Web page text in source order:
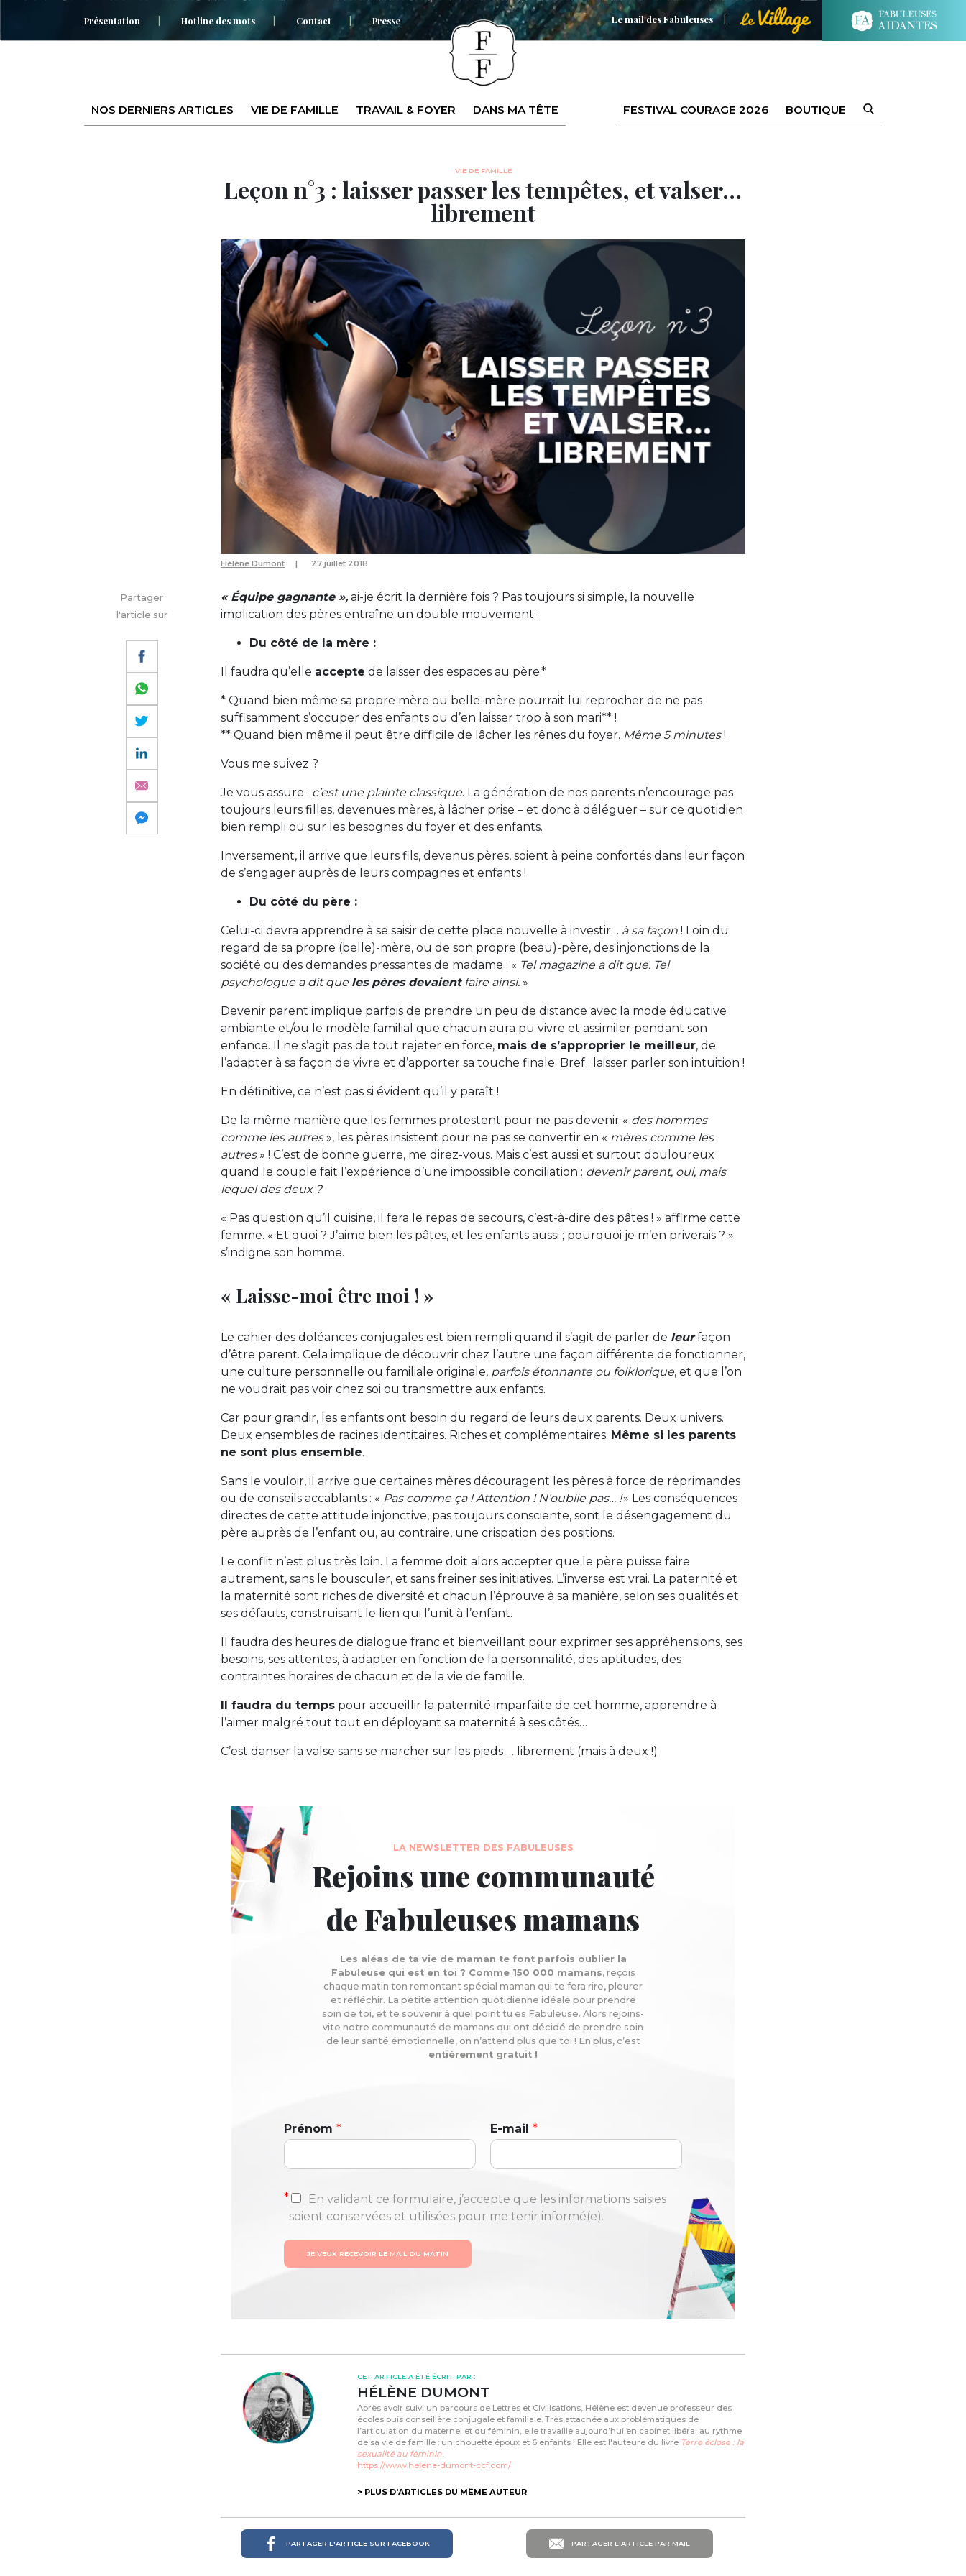
Présentation Hotline des mots Contact Presse Le mail des Fabuleuses
NOS DERNIERS ARTICLES VIE DE FAMILLE TRAVAIL & FOYER DANS MA TÊTE FESTIVAL COURAGE 2026 BOUTIQUE
VIE DE FAMILLE
Leçon n°3 : laisser passer les tempêtes, et valser…
librement
Hélène Dumont 27 juillet 2018
Partager
l'article sur
« Équipe gagnante », ai-je écrit la dernière fois ? Pas toujours si simple, la nouvelle
implication des pères entraîne un double mouvement :
Du côté de la mère :
Il faudra qu’elle accepte de laisser des espaces au père.*
* Quand bien même sa propre mère ou belle-mère pourrait lui reprocher de ne pas
suffisamment s’occuper des enfants ou d’en laisser trop à son mari** !
** Quand bien même il peut être difficile de lâcher les rênes du foyer. Même 5 minutes!
Vous me suivez ?
Je vous assure : c’est une plainte classique. La génération de nos parents n’encourage pas
toujours leurs filles, devenues mères, à lâcher prise – et donc à déléguer – sur ce quotidien
bien rempli ou sur les besognes du foyer et des enfants.
Inversement, il arrive que leurs fils, devenus pères, soient à peine confortés dans leur façon
de s’engager auprès de leurs compagnes et enfants !
Du côté du père :
Celui-ci devra apprendre à se saisir de cette place nouvelle à investir… à sa façon ! Loin du
regard de sa propre (belle)-mère, ou de son propre (beau)-père, des injonctions de la
société ou des demandes pressantes de madame : « Tel magazine a dit que. Tel
psychologue a dit que les pères devaientfaire ainsi. »
Devenir parent implique parfois de prendre un peu de distance avec la mode éducative
ambiante et/ou le modèle familial que chacun aura pu vivre et assimiler pendant son
enfance. Il ne s’agit pas de tout rejeter en force, mais de s’approprier le meilleur, de
l’adapter à sa façon de vivre et d’apporter sa touche finale. Bref : laisser parler son intuition !
En définitive, ce n’est pas si évident qu’il y paraît !
De la même manière que les femmes protestent pour ne pas devenir « des hommes
comme les autres», les pères insistent pour ne pas se convertir en « mères comme les
autres» ! C’est de bonne guerre, me direz-vous. Mais c’est aussi et surtout douloureux
quand le couple fait l’expérience d’une impossible conciliation : devenir parent, oui, mais
lequel des deux ?
« Pas question qu’il cuisine, il fera le repas de secours, c’est-à-dire des pâtes ! » affirme cette
femme. « Et quoi ? J’aime bien les pâtes, et les enfants aussi ; pourquoi je m’en priverais ? »
s’indigne son homme.
« Laisse-moi être moi ! »
Le cahier des doléances conjugales est bien rempli quand il s’agit de parler de leurfaçon
d’être parent. Cela implique de découvrir chez l’autre une façon différente de fonctionner,
une culture personnelle ou familiale originale, parfois étonnante ou folklorique, et que l’on
ne voudrait pas voir chez soi ou transmettre aux enfants.
Car pour grandir, les enfants ont besoin du regard de leurs deux parents. Deux univers.
Deux ensembles de racines identitaires. Riches et complémentaires. Même si les parents
ne sont plus ensemble.
Sans le vouloir, il arrive que certaines mères découragent les pères à force de réprimandes
ou de conseils accablants : « Pas comme ça ! Attention ! N’oublie pas… !» Les conséquences
directes de cette attitude injonctive, pas toujours consciente, sont le désengagement du
père auprès de l’enfant ou, au contraire, une crispation des positions.
Le conflit n’est plus très loin. La femme doit alors accepter que le père puisse faire
autrement, sans le bousculer, et sans freiner ses initiatives. L’inverse est vrai. La paternité et
la maternité sont riches de diversité et chacun l’éprouve à sa manière, selon ses qualités et
ses défauts, construisant le lien qui l’unit à l’enfant.
Il faudra des heures de dialogue franc et bienveillant pour exprimer ses appréhensions, ses
besoins, ses attentes, à adapter en fonction de la personnalité, des aptitudes, des
contraintes horaires de chacun et de la vie de famille.
Il faudra du temps pour accueillir la paternité imparfaite de cet homme, apprendre à
l’aimer malgré tout tout en déployant sa maternité à ses côtés…
C’est danser la valse sans se marcher sur les pieds … librement (mais à deux !)
LA NEWSLETTER DES FABULEUSES
Rejoins une communauté
de Fabuleuses mamans
Les aléas de ta vie de maman te font parfois oublier la
Fabuleuse qui est en toi ? Comme 150 000 mamans, reçois
chaque matin ton remontant spécial maman qui te fera rire, pleurer
et réfléchir. La petite attention quotidienne idéale pour prendre
soin de toi, et te souvenir à quel point tu es Fabuleuse. Alors rejoins-
vite notre communauté de mamans qui ont décidé de prendre soin
de leur santé émotionnelle, on n’attend plus que toi ! En plus, c’est
entièrement gratuit !
Prénom* E-mail *
*
En validant ce formulaire, j’accepte que les informations saisies
soient conservées et utilisées pour me tenir informé(e).
JE VEUX RECEVOIR LE MAIL DU MATIN
CET ARTICLE A ÉTÉ ÉCRIT PAR :
HÉLÈNE DUMONT
Après avoir suivi un parcours de Lettres et Civilisations, Hélène est devenue professeur des
écoles puis conseillère conjugale et familiale. Très attachée aux problématiques de
l’articulation du maternel et du féminin, elle travaille aujourd’hui en cabinet libéral au rythme
de sa vie de famille : un chouette époux et 6 enfants ! Elle est l'auteure du livre Terre éclose : la
sexualité au féminin.
https://www.helene-dumont-ccf.com/
> PLUS D'ARTICLES DU MÊME AUTEUR
PARTAGER L'ARTICLE SUR FACEBOOK PARTAGER L'ARTICLE PAR MAIL